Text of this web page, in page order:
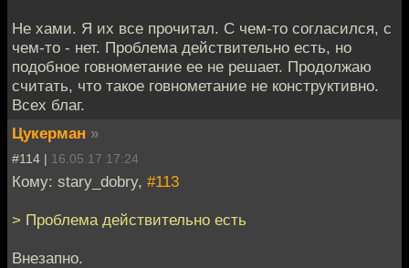
Не хами. Я их все прочитал. С чем-то согласился, с
чем-то - нет. Проблема действительно есть, но
подобное говнометание ее не решает. Продолжаю
считать, что такое говнометание не конструктивно.
Всех благ.
Цукерман »
#114 | 16.05.17 17:24
Кому: stary_dobry, #113
> Проблема действительно есть
Внезапно.